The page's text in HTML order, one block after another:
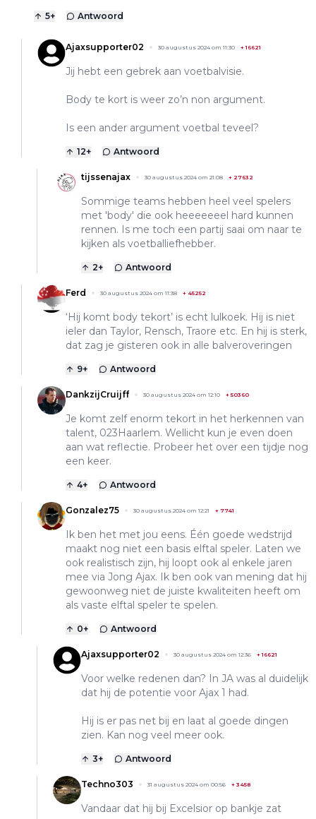
5+ Antwoord
Ajaxsupporter02 30 augustus 2024 om 11:30 +16621
Jij hebt een gebrek aan voetbalvisie.
Body te kort is weer zo’n non argument.
Is een ander argument voetbal teveel?
12+ Antwoord
tijssenajax 30 augustus 2024 om 21:08 + 27632
Sommige teams hebben heel veel spelers
met 'body' die ook heeeeeeel hard kunnen
rennen. Is me toch een partij saai om naar te
kijken als voetballiefhebber.
2+ Antwoord
Ferd 30 augustus 2024 om 11:38 + 45252
‘Hij komt body tekort’ is echt lulkoek. Hij is niet
ieler dan Taylor, Rensch, Traore etc. En hij is sterk,
dat zag je gisteren ook in alle balveroveringen
9+ Antwoord
DankzijCruijff 30 augustus 2024 om 12:10 +50360
Je komt zelf enorm tekort in het herkennen van
talent, 023Haarlem. Wellicht kun je even doen
aan wat reflectie. Probeer het over een tijdje nog
een keer.
4+ Antwoord
Gonzalez75 30 augustus 2024 om 12:21 + 7741
Ik ben het met jou eens. Één goede wedstrijd
maakt nog niet een basis elftal speler. Laten we
ook realistisch zijn, hij loopt ook al enkele jaren
mee via Jong Ajax. Ik ben ook van mening dat hij
gewoonweg niet de juiste kwaliteiten heeft om
als vaste elftal speler te spelen.
0+ Antwoord
Ajaxsupporter02 30 augustus 2024 om 12:36 +16621
Voor welke redenen dan? In JA was al duidelijk
dat hij de potentie voor Ajax 1 had.
Hij is er pas net bij en laat al goede dingen
zien. Kan nog veel meer ook.
3+ Antwoord
Techno303 31 augustus 2024 om 00:56 + 3458
Vandaar dat hij bij Excelsior op bankje zat